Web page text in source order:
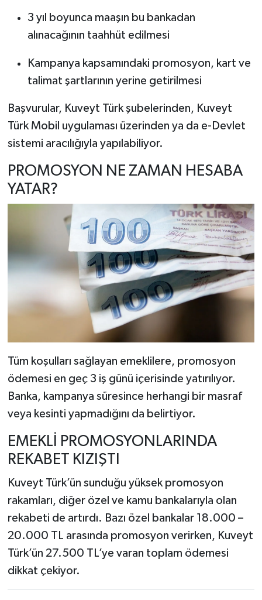
3 yıl boyunca maaşın bu bankadan
alınacağının taahhüt edilmesi
Kampanya kapsamındaki promosyon, kart ve
talimat şartlarının yerine getirilmesi
Başvurular, Kuveyt Türk şubelerinden, Kuveyt
Türk Mobil uygulaması üzerinden ya da e-Devlet
sistemi aracılığıyla yapılabiliyor.
PROMOSYON NE ZAMAN HESABA
YATAR?
Tüm koşulları sağlayan emeklilere, promosyon
ödemesi en geç 3 iş günü içerisinde yatırılıyor.
Banka, kampanya süresince herhangi bir masraf
veya kesinti yapmadığını da belirtiyor.
EMEKLİ PROMOSYONLARINDA
REKABET KIZIŞTI
Kuveyt Türk’ün sunduğu yüksek promosyon
rakamları, diğer özel ve kamu bankalarıyla olan
rekabeti de artırdı. Bazı özel bankalar 18.000 –
20.000 TL arasında promosyon verirken, Kuveyt
Türk’ün 27.500 TL’ye varan toplam ödemesi
dikkat çekiyor.